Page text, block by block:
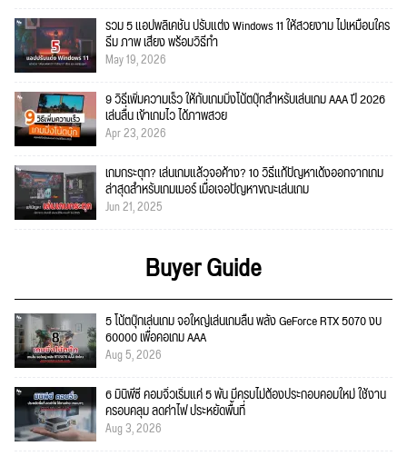
รวม 5 แอปพลิเคชัน ปรับแต่ง Windows 11 ให้สวยงาม ไม่เหมือนใคร
ธีม ภาพ เสียง พร้อมวิธีทำ
May 19, 2026
9 วิธีเพิ่มความเร็ว ให้กับเกมมิ่งโน้ตบุ๊กสำหรับเล่นเกม AAA ปี 2026
เล่นลื่น เข้าเกมไว ได้ภาพสวย
Apr 23, 2026
เกมกระตุก? เล่นเกมแล้วจอค้าง? 10 วิธีแก้ปัญหาเด้งออกจากเกม
ล่าสุดสำหรับเกมเมอร์ เมื่อเจอปัญหาขณะเล่นเกม
Jun 21, 2025
Buyer Guide
5 โน้ตบุ๊กเล่นเกม จอใหญ่เล่นเกมลื่น พลัง GeForce RTX 5070 งบ
60000 เพื่อคอเกม AAA
Aug 5, 2026
6 มินิพีซี คอมจิ๋วเริ่มแค่ 5 พัน มีครบไม่ต้องประกอบคอมใหม่ ใช้งาน
ครอบคลุม ลดค่าไฟ ประหยัดพื้นที่
Aug 3, 2026